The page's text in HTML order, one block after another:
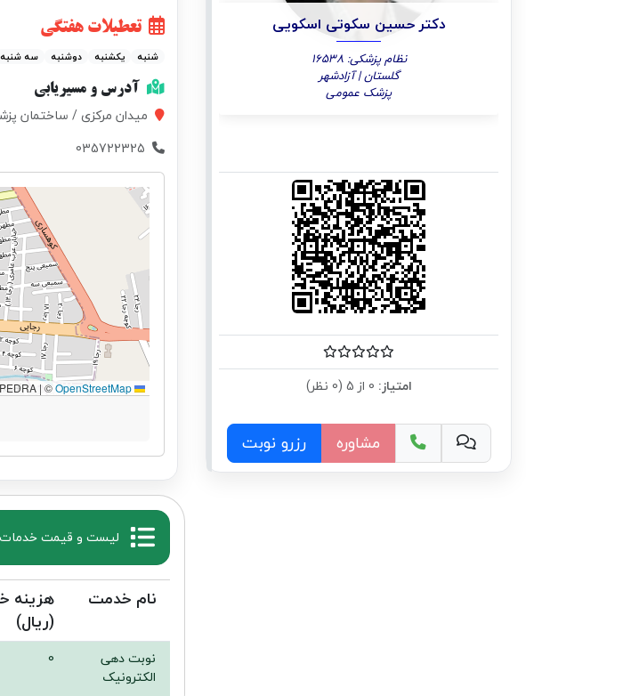
دکتر حسین سکوتی اسکویی
نظام پزشکی: 16538
گلستان | آزادشهر
پزشک عمومی
امتیاز:
مشاوره رزرو نوبت
تعطیلات هفتگی
شنبه یکشنبه دوشنبه سه شنبه
آدرس و مسیریابی
میدان مرکزی / ساختمان
PEDRA | ©OpenStreetMap
لیست و قیمت خدمات
نام خدمت
هزینه
(ریال)
نوبت دهی
الکترونیک
0